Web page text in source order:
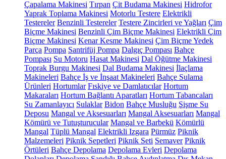
Çapalama Makinesi Tırpan Çit Budama Makinesi Hidrofor
Yaprak Toplama Makinesi Motorlu Testere Elektrikli
Testereler Benzinli Testereler Testere Zincirleri ve Yağları Çim
Biçme Makinesi Benzinli Çim Biçme Makinesi Elektrikli Çim
Biçme Makinesi Kenar Kesme Makinesi Çim Biçme Yedek
Parça Pompa Santrifüj Pompa Dalgıç Pompası Bahçe
Pompası Su Motoru Hasat Makinesi Dal Öğütme Makinesi
Toprak Burgu Makinesi Dal Budama Makinesi İlaçlama
Makineleri Bahçe İş ve İnşaat Makineleri Bahçe Sulama
Ürünleri Hortumlar Fıskiye ve Damlatıcılar Hortum
Makaraları Hortum Bağlantı Aparatları Hortum Tabancaları
Su Zamanlayıcı Sulaklar Bidon Bahçe Musluğu Şişme Su
Deposu Mangal ve Aksesuarları Mangal Aksesuarları Mangal
Kömürü ve Tutuşturucular Mangal ve Barbekü Kömürlü
Mangal Tüplü Mangal Elektrikli Izgara Pürmüz Piknik
Malzemeleri Piknik Sepetleri Piknik Seti Semaver Piknik
Örtüleri Bahçe Depolama Depolama Evleri Depolama